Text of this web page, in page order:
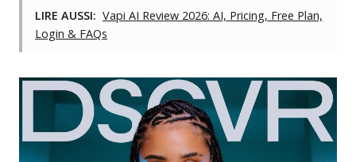
LIRE AUSSI: Vapi AI Review 2026: AI, Pricing, Free Plan,
Login & FAQs